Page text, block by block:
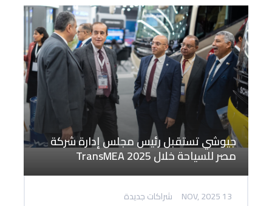
جيوشي تستقبل رئيس مجلس إدارة شركة
مصر للسياحة خلال TransMEA 2025
13 NOV, 2025 شراكات جديدة